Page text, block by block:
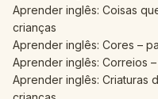
Aprender inglês: Coisas
crianças
Aprender inglês: Cores –
Aprender inglês: Correios
Aprender inglês: Criaturas